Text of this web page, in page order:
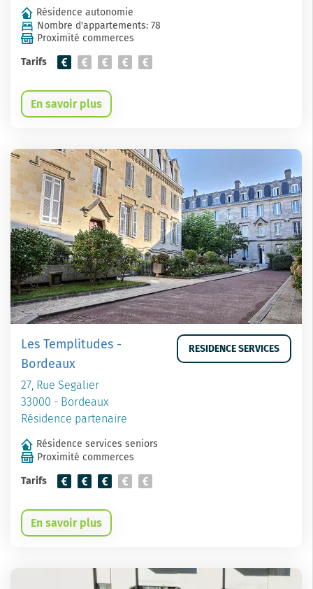
Résidence autonomie
Nombre d'appartements: 78
Proximité commerces
Tarifs
En savoir plus
Les Templitudes -
Bordeaux
27, Rue Segalier
33000 - Bordeaux
Résidence partenaire
RESIDENCE SERVICES
Résidence services seniors
Proximité commerces
Tarifs
En savoir plus